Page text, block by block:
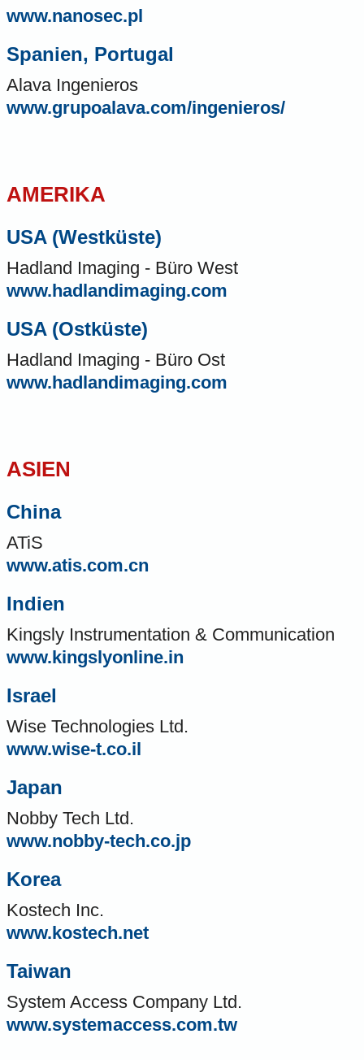
www.nanosec.pl
Spanien, Portugal
Alava Ingenieros
www.grupoalava.com/ingenieros/
AMERIKA
USA (Westküste)
Hadland Imaging - Büro West
www.hadlandimaging.com
USA (Ostküste)
Hadland Imaging - Büro Ost
www.hadlandimaging.com
ASIEN
China
ATiS
www.atis.com.cn
Indien
Kingsly Instrumentation & Communication
www.kingslyonline.in
Israel
Wise Technologies Ltd.
www.wise-t.co.il
Japan
Nobby Tech Ltd.
www.nobby-tech.co.jp
Korea
Kostech Inc.
www.kostech.net
Taiwan
System Access Company Ltd.
www.systemaccess.com.tw